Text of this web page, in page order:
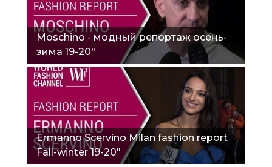
Moschino - модный репортаж осень-
зима 19-20"
Ermanno Scervino Milan fashion report
Fall-winter 19-20"